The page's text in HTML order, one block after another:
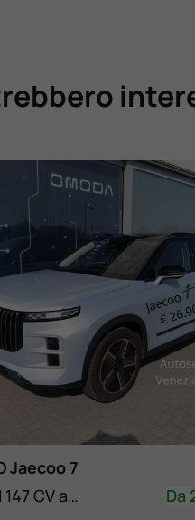
Jaecoo 7
1.6 TGDI 147 CV aut. 4WD Exclusive
Da